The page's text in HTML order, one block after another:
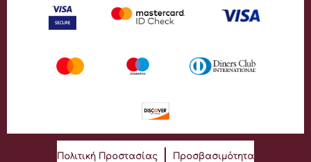
Πολιτική Προστασίας Προσβασιμότητα